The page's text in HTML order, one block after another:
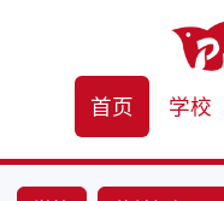
首页 学校